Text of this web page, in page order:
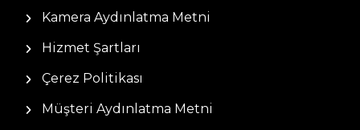
Kamera Aydınlatma Metni
Hizmet Şartları
Çerez Politikası
Müşteri Aydınlatma Metni